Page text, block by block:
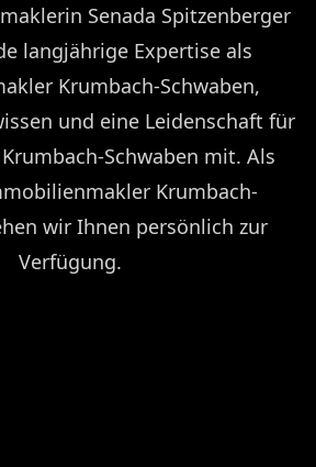
Senada Spitzenberger
langjährige Expertise als
Krumbach-Schwaben,
und eine Leidenschaft für
Schwaben mit. Als
Krumbach-
wir Ihnen persönlich zur
Verfügung.